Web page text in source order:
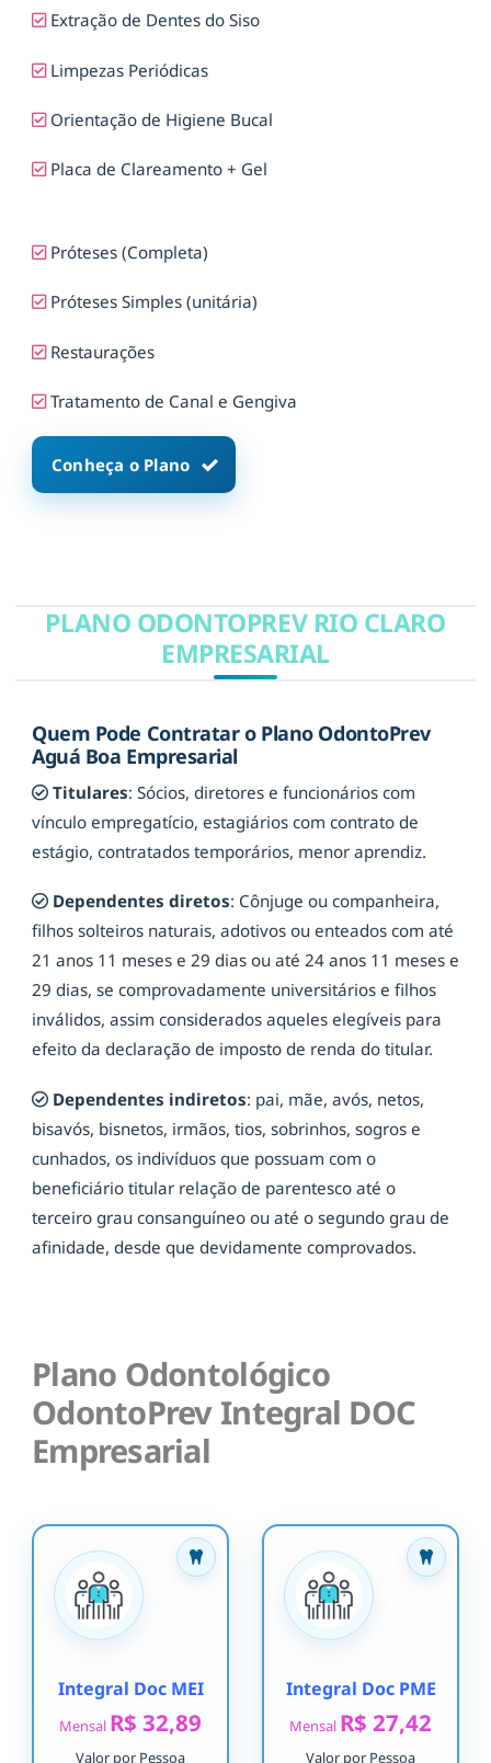
Extração de Dentes do Siso
Limpezas Periódicas
Orientação de Higiene Bucal
Placa de Clareamento + Gel
Próteses (Completa)
Próteses Simples (unitária)
Restaurações
Tratamento de Canal e Gengiva
Conheça o Plano
PLANO ODONTOPREV RIO CLARO
EMPRESARIAL
Quem Pode Contratar o Plano OdontoPrev
Aguá Boa Empresarial
Titulares: Sócios, diretores e funcionários com
vínculo empregatício, estagiários com contrato de
estágio, contratados temporários, menor aprendiz.
Dependentes diretos: Cônjuge ou companheira,
filhos solteiros naturais, adotivos ou enteados com até
21 anos 11 meses e 29 dias ou até 24 anos 11 meses e
29 dias, se comprovadamente universitários e filhos
inválidos, assim considerados aqueles elegíveis para
efeito da declaração de imposto de renda do titular.
Dependentes indiretos: pai, mãe, avós, netos,
bisavós, bisnetos, irmãos, tios, sobrinhos, sogros e
cunhados, os indivíduos que possuam com o
beneficiário titular relação de parentesco até o
terceiro grau consanguíneo ou até o segundo grau de
afinidade, desde que devidamente comprovados.
Plano Odontológico
OdontoPrev Integral DOC
Empresarial
Integral Doc MEI
Mensal R$ 32,89
Valor por Pessoa
Integral Doc PME
Mensal R$ 27,42
Valor por Pessoa